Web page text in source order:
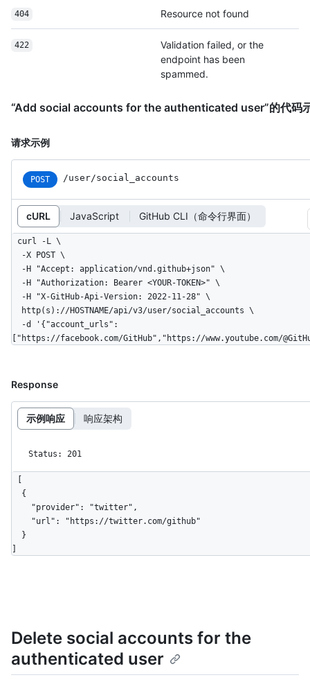
404 Resource not found
422
Validation failed, or the
endpoint has been
spammed.
“Add social accounts for the authenticated user”的代码
请求示例
POST /user/social_accounts
cURL JavaScript GitHub CLI（命令行界面）
curl -L \
["https://facebook.com/GitHub","https://www.youtube.com/
Response
示例响应 响应架构
Status: 201
[
]
Delete social accounts for the
authenticated user